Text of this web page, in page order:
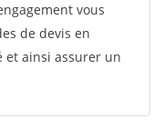
vous
de devis en
et ainsi assurer un